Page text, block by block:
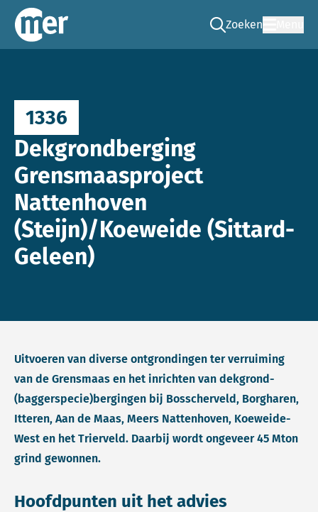
Commissie mer
Zoeken
Ga naar de zoek
1336
Dekgrondberging
Grensmaasproject
Nattenhoven
(Steijn)/Koeweide (Sittard-
Geleen)
Uitvoeren van diverse ontgrondingen ter verruiming
van de Grensmaas en het inrichten van dekgrond-
(baggerspecie)bergingen bij Bosscherveld, Borgharen,
Itteren, Aan de Maas, Meers Nattenhoven, Koeweide-
West en het Trierveld. Daarbij wordt ongeveer 45 Mton
grind gewonnen.
Hoofdpunten uit het advies